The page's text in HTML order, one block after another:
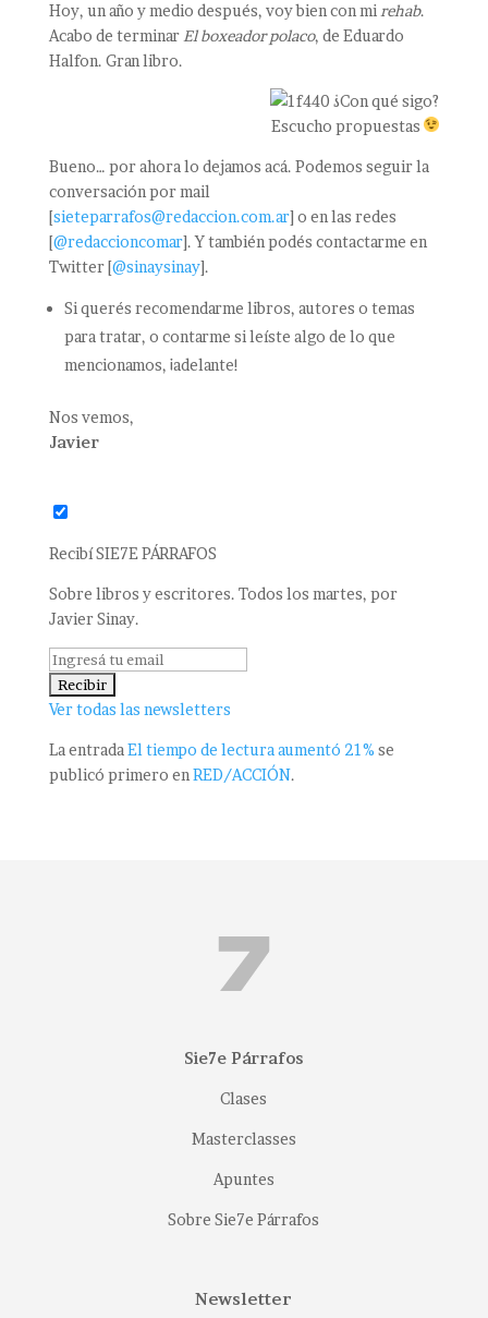
Hoy, un año y medio después, voy bien con mi rehab.
Acabo de terminar El boxeador polaco, de Eduardo
Halfon. Gran libro.
¿Con qué sigo?
Escucho propuestas
Bueno… por ahora lo dejamos acá. Podemos seguir la
conversación por mail
[sieteparrafos@redaccion.com.ar] o en las redes
[@redaccioncomar]. Y también podés contactarme en
Twitter [@sinaysinay].
Si querés recomendarme libros, autores o temas
para tratar, o contarme si leíste algo de lo que
mencionamos, ¡adelante!
Nos vemos,
Javier
Recibí SIE7E PÁRRAFOS
Sobre libros y escritores. Todos los martes, por
Javier Sinay.
Ver todas las newsletters
La entrada El tiempo de lectura aumentó 21% se
publicó primero en RED/ACCIÓN.
Sie7e Párrafos
Clases
Masterclasses
Apuntes
Sobre Sie7e Párrafos
Newsletter